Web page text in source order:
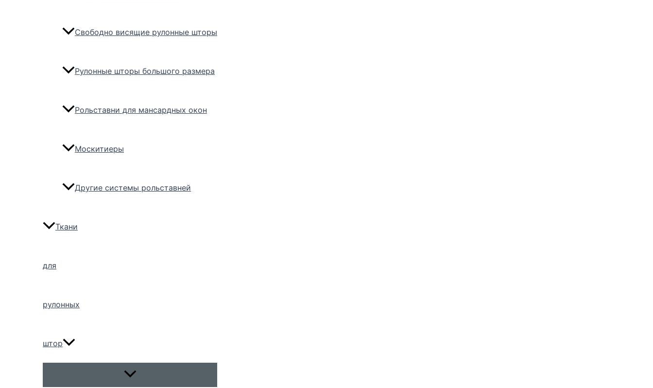
Свободно висящие рулонные шторы
Рулонные шторы большого размера
Рольставни для мансардных окон
Москитиеры
Другие системы рольставней
Ткани
для
рулонных
штор
Переключатель